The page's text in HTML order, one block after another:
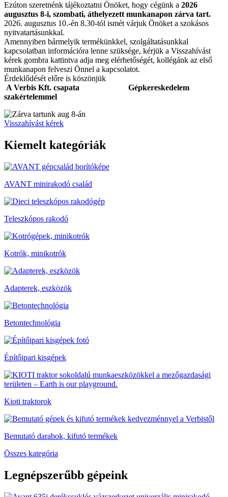
Ezúton szeretnénk tájékoztatni Önöket, hogy cégünk a 2026
augusztus 8-i, szombati, áthelyezett munkanapon zárva tart.
2026. augusztus 10.-én 8.30-tól ismét várjuk Önöket a szokásos
nyitvatartásunkkal.
Amennyiben bármelyik termékünkkel, szolgáltatásunkkal
kapcsolatban információra lenne szüksége, kérjük a Visszahívást
kérek gombra kattintva adja meg elérhetőségét, kollégánk az első
munkanapon felveszi Önnel a kapcsolatot.
Érdeklődését előre is köszönjük
A Verbis Kft. csapata
Gépkereskedelem
szakértelemmel
Visszahívást kérek
Kiemelt kategóriák
AVANT minirakodó család
Teleszkópos rakodó
Kotrók, minikotrók
Adapterek, eszközök
Betontechnológia
Építőipari kisgépek
Kioti traktorok
Bemutató darabok, kifutó termékek
Összes kategória
Legnépszerűbb gépeink